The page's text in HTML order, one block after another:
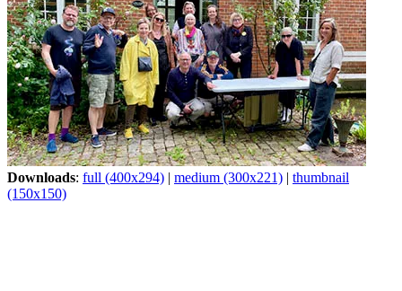
Downloads: full (400x294) | medium (300x221) | thumbnail
(150x150)